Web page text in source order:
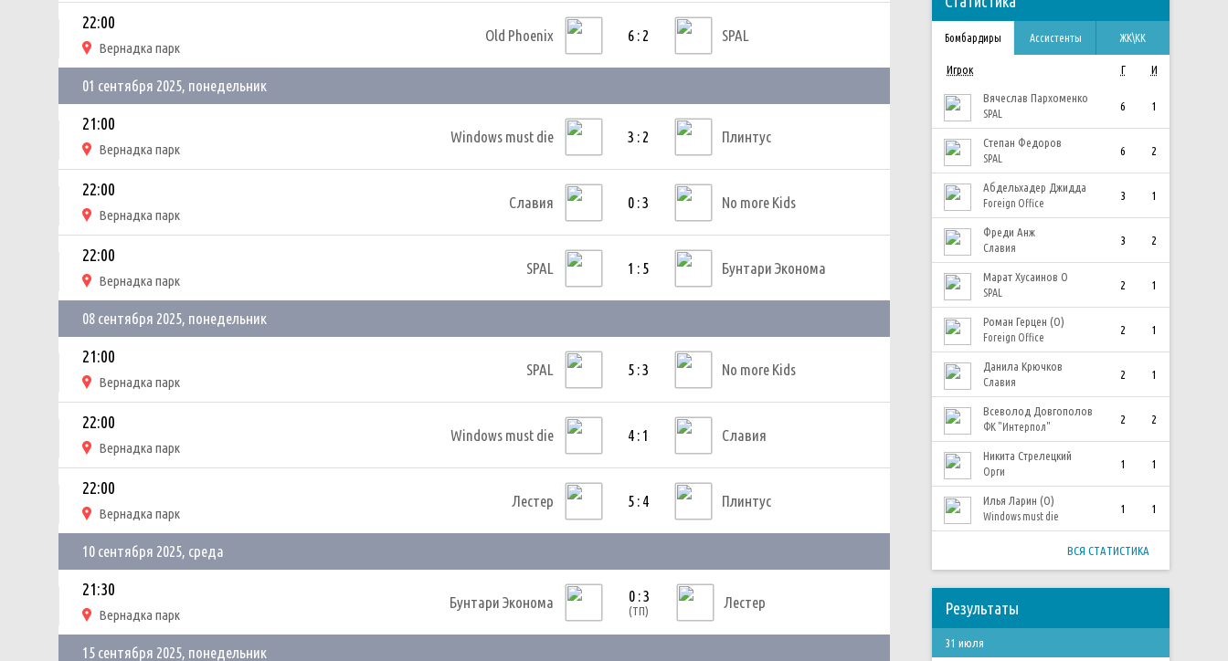
Бомбардиры Ассистенты ЖК\КК
Игрок Г И
Вячеслав Пархоменко
SPAL
6 1
Степан Федоров
SPAL
6 2
Абдельхадер Джидда
Foreign Office
3 1
Фреди Анж
Славия
3 2
Марат Хусаинов О
SPAL
2 1
Роман Герцен (О)
Foreign Office
2 1
Данила Крючков
Славия
2 1
Всеволод Довгополов
ФК "Интерпол"
2 2
Никита Стрелецкий
Орги
1 1
Илья Ларин (О)
Windows must die
1 1
ВСЯ СТАТИСТИКА
Результаты
31 июля
22:00
Вернадка парк
Old Phoenix 6 : 2 SPAL
01 сентября 2025, понедельник
21:00
Вернадка парк
Windows must die 3 : 2 Плинтус
22:00
Вернадка парк
Славия 0 : 3 No more Kids
22:00
Вернадка парк
SPAL 1 : 5 Бунтари Эконома
08 сентября 2025, понедельник
21:00
Вернадка парк
SPAL 5 : 3 No more Kids
22:00
Вернадка парк
Windows must die 4 : 1 Славия
22:00
Вернадка парк
Лестер 5 : 4 Плинтус
10 сентября 2025, среда
21:30
Вернадка парк
Бунтари Эконома 0 : 3
(ТП) Лестер
15 сентября 2025, понедельник